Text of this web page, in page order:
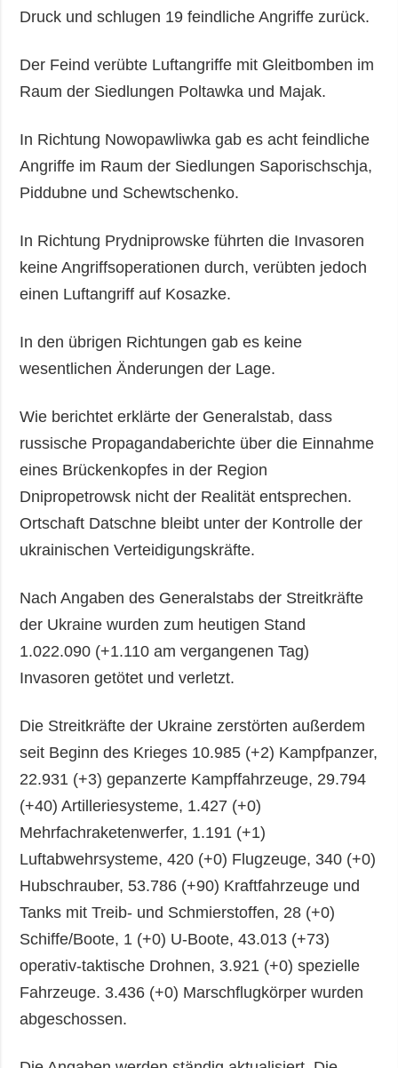
Druck und schlugen 19 feindliche Angriffe zurück.
Der Feind verübte Luftangriffe mit Gleitbomben im
Raum der Siedlungen Poltawka und Majak.
In Richtung Nowopawliwka gab es acht feindliche
Angriffe im Raum der Siedlungen Saporischschja,
Piddubne und Schewtschenko.
In Richtung Prydniprowske führten die Invasoren
keine Angriffsoperationen durch, verübten jedoch
einen Luftangriff auf Kosazke.
In den übrigen Richtungen gab es keine
wesentlichen Änderungen der Lage.
Wie berichtet erklärte der Generalstab, dass
russische Propagandaberichte über die Einnahme
eines Brückenkopfes in der Region
Dnipropetrowsk nicht der Realität entsprechen.
Ortschaft Datschne bleibt unter der Kontrolle der
ukrainischen Verteidigungskräfte.
Nach Angaben des Generalstabs der Streitkräfte
der Ukraine wurden zum heutigen Stand
1.022.090 (+1.110 am vergangenen Tag)
Invasoren getötet und verletzt.
Die Streitkräfte der Ukraine zerstörten außerdem
seit Beginn des Krieges 10.985 (+2) Kampfpanzer,
22.931 (+3) gepanzerte Kampffahrzeuge, 29.794
(+40) Artilleriesysteme, 1.427 (+0)
Mehrfachraketenwerfer, 1.191 (+1)
Luftabwehrsysteme, 420 (+0) Flugzeuge, 340 (+0)
Hubschrauber, 53.786 (+90) Kraftfahrzeuge und
Tanks mit Treib- und Schmierstoffen, 28 (+0)
Schiffe/Boote, 1 (+0) U-Boote, 43.013 (+73)
operativ-taktische Drohnen, 3.921 (+0) spezielle
Fahrzeuge. 3.436 (+0) Marschflugkörper wurden
abgeschossen.